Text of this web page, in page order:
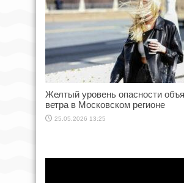
Желтый уровень опасности
ветра в Московском регионе
25.05.2026 13:25